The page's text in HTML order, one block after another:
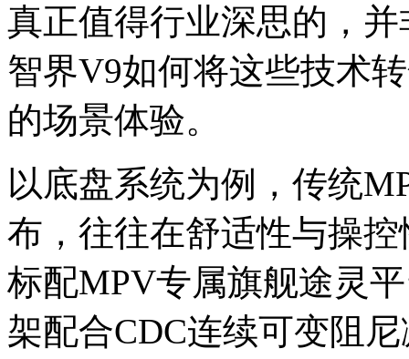
真正值得行业深思的，
智界V9如何将这些技术
的场景体验。
以底盘系统为例，传统
布，往往在舒适性与操
标配MPV专属旗舰途灵
架配合CDC连续可变阻